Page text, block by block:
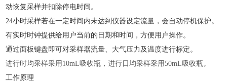
动恢复采样并扣除停电时间。
24小时采样若在一定时间内未达到仪器设定流量，会自动停机保护。
有实时时钟提供给用户当前的日期和时间，方便用户操作。
通过面板键盘即可对采样器流量、大气压力及温度进行标定。
进行时均采样采用 10mL吸收瓶，进行日均采样采用50mL吸收瓶。
工作原理